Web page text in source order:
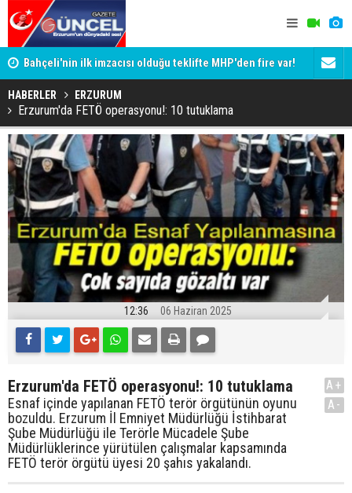
Bahçeli'nin ilk imzacısı olduğu teklifte MHP'den fire var!
İşte imzalamayan o isim
Siyaset-
HABERLER ERZURUM
Erzurum'da FETÖ operasyonu!: 10 tutuklama
12:36 06 Haziran 2025
Erzurum'da FETÖ operasyonu!: 10 tutuklama
Esnaf içinde yapılanan FETÖ terör örgütünün oyunu
bozuldu. Erzurum İl Emniyet Müdürlüğü İstihbarat
Şube Müdürlüğü ile Terörle Mücadele Şube
Müdürlüklerince yürütülen çalışmalar kapsamında
FETÖ terör örgütü üyesi 20 şahıs yakalandı.
A+
A-